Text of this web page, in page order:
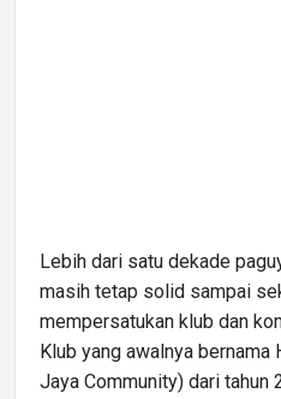
Lebih dari satu dekade
masih tetap solid sampai
mempersatukan klub dan
Klub yang awalnya bernama
Jaya Community) dari tahun